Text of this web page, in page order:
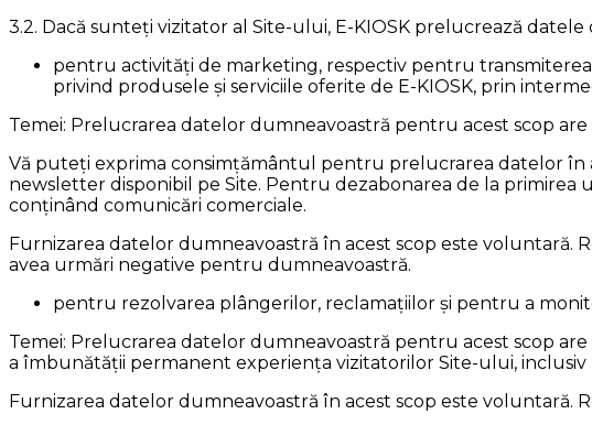
3.2. Dacă sunteți vizitator al Site-ului, E-KIOSK prelucrează
pentru activități de marketing, respectiv pentru
privind produsele și serviciile oferite de E-KIOSK, prin
Temei: Prelucrarea datelor dumneavoastră pentru acest scop
Vă puteți exprima consimțământul pentru prelucrarea datelor
newsletter disponibil pe Site. Pentru dezabonarea de la
conținând comunicări comerciale.
Furnizarea datelor dumneavoastră în acest scop este
avea urmări negative pentru dumneavoastră.
pentru rezolvarea plângerilor, reclamațiilor și pentru a
Temei: Prelucrarea datelor dumneavoastră pentru acest scop
a îmbunătății permanent experiența vizitatorilor Site-ului,
Furnizarea datelor dumneavoastră în acest scop este